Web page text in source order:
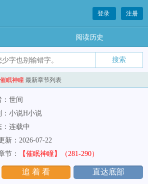
登录 注册
阅读历史
催眠神瞳 最新章节列表
世间
小说H小说
连载中
追 着 看 直达底部
新：2026-07-22
节：
【催眠神瞳】（281-290）